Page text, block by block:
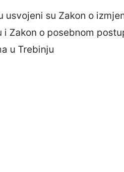
usvojeni su Zakon o
Zakon o posebnom
u Trebinju